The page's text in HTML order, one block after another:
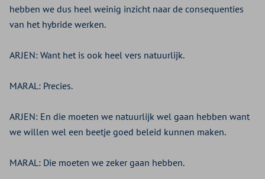
hebben we dus heel weinig inzicht naar de consequenties
van het hybride werken.
ARJEN: Want het is ook heel vers natuurlijk.
MARAL: Precies.
ARJEN: En die moeten we natuurlijk wel gaan hebben want
we willen wel een beetje goed beleid kunnen maken.
MARAL: Die moeten we zeker gaan hebben.